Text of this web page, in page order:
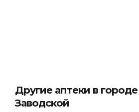
Другие аптеки в
Заводской